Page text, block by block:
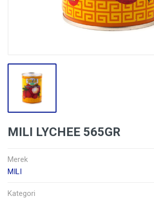
MILI LYCHEE 565GR
Merek
MILI
Kategori